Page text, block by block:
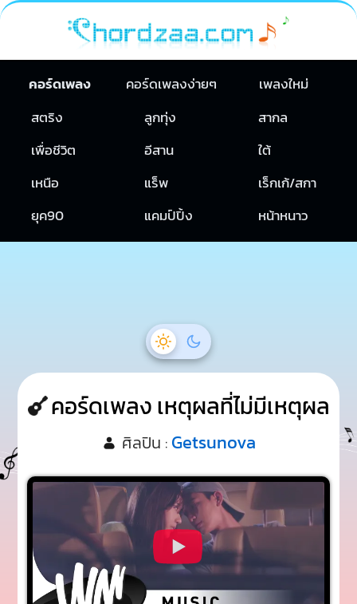
คอร์ดเพลง คอร์ดเพลงง่ายๆ
เพลงใหม่
สตริง
ลูกทุ่ง
สากล
เพื่อชีวิต
อีสาน
ใต้
เหนือ
แร็พ
เร็กเก้/สกา
ยุค90
แคมป์ปิ้ง หน้าหนาว
คอร์ดเพลง เหตุผลที่ไม่มีเหตุผล
ศิลปิน : Getsunova